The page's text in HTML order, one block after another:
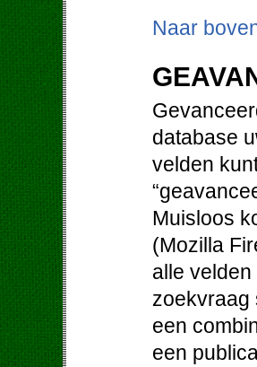
Naar
database
velden
Muisloos
(Mozilla
alle
zoekvraag
een
een